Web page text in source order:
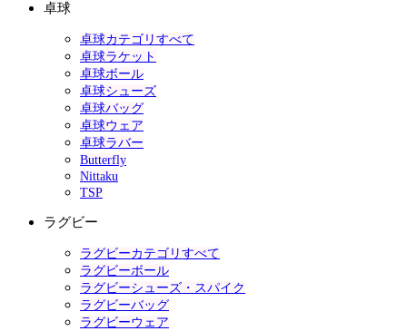
卓球
卓球カテゴリすべて
卓球ラケット
卓球ボール
卓球シューズ
卓球バッグ
卓球ウェア
卓球ラバー
Butterfly
Nittaku
TSP
ラグビー
ラグビーカテゴリすべて
ラグビーボール
ラグビーシューズ・スパイク
ラグビーバッグ
ラグビーウェア